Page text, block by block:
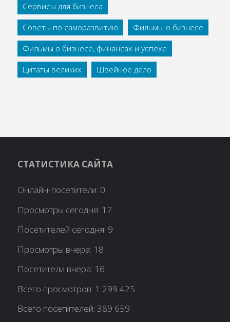
Сервисы для бизнеса
Советы по саморазвитию
Фильмы о бизнесе
Фильмы о бизнесе, финансах и успехе
Цитаты великих
Швейное дело
СТАТИСТИКА САЙТА
Онлайн-посетители: 0
Просмотры сегодня: 17
Посетителей сегодня: 9
Просмотры вчера: 18
Посетители вчера: 16
Всего просмотров: 1 299 425
Всего посетителей:389 659